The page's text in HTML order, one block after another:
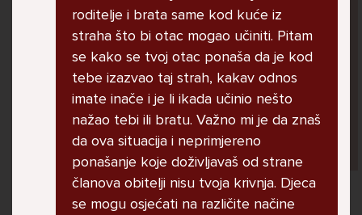
problema od strane djece iz mojeg razreda,
neprestano me maltretiraju i rugaju dok
nesto ne mogu...ako mi mozete dat savjet bila
bi vam jako zahvalna lp.
lorena, 14
roditelje i brata same kod kuće iz
straha što bi otac mogao učiniti. Pitam
se kako se tvoj otac ponaša da je kod
tebe izazvao taj strah, kakav odnos
imate inače i je li ikada učinio nešto
nažao tebi ili bratu. Važno mi je da znaš
da ova situacija i neprimjereno
ponašanje koje doživljavaš od strane
članova obitelji nisu tvoja krivnja. Djeca
se mogu osjećati na različite načine